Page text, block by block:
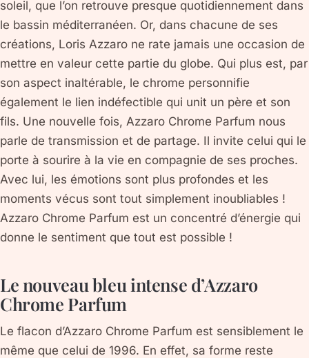
soleil, que l’on retrouve presque quotidiennement dans
le bassin méditerranéen. Or, dans chacune de ses
créations, Loris Azzaro ne rate jamais une occasion de
mettre en valeur cette partie du globe. Qui plus est, par
son aspect inaltérable, le chrome personnifie
également le lien indéfectible qui unit un père et son
fils. Une nouvelle fois, Azzaro Chrome Parfum nous
parle de transmission et de partage. Il invite celui qui le
porte à sourire à la vie en compagnie de ses proches.
Avec lui, les émotions sont plus profondes et les
moments vécus sont tout simplement inoubliables !
Azzaro Chrome Parfum est un concentré d’énergie qui
donne le sentiment que tout est possible !
Le nouveau bleu intense d’Azzaro
Chrome Parfum
Le flacon d’Azzaro Chrome Parfum est sensiblement le
même que celui de 1996. En effet, sa forme reste